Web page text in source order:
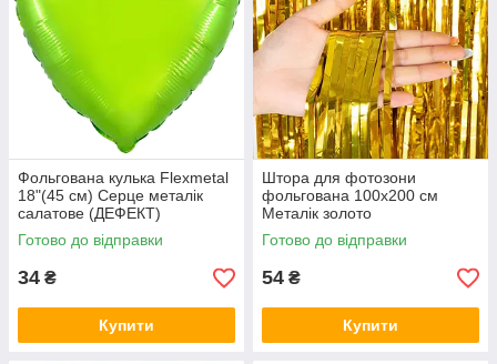
Фольгована кулька Flexmetal
18"(45 см) Серце металік
салатове (ДЕФЕКТ)
Готово до відправки
34 ₴
Купити
Штора для фотозони
фольгована 100х200 см
Металік золото
Готово до відправки
54 ₴
Купити